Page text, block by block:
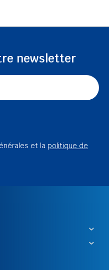
newsletter
et la politique de